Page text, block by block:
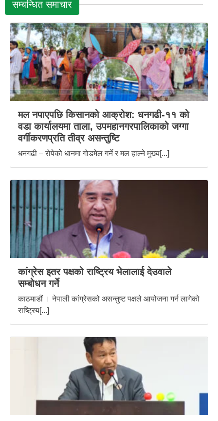
सम्बन्धित समाचार
मल नपाएपछि किसानको आक्रोश: धनगढी-११ को
वडा कार्यालयमा ताला, उपमहानगरपालिकाको जग्गा
वर्गीकरणप्रति तीव्र असन्तुष्टि
धनगढी – रोपेको धानमा गोडमेल गर्ने र मल हाल्ने मुख्य[...]
कांग्रेस इतर पक्षको राष्ट्रिय भेलालाई देउवाले
सम्बोधन गर्ने
काठमाडौं । नेपाली कांग्रेसको असन्तुष्ट पक्षले आयोजना गर्न लागेको
राष्ट्रिय[...]